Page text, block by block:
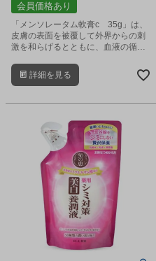
会員価格あり
「メンソレータム軟膏c 35g」は、
皮膚の表面を被覆して外界からの刺
激を和らげるとともに、血液の循環
します。
詳細を見る